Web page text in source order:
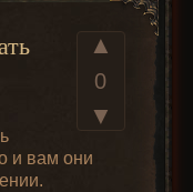
▲
0
▼
и вам они